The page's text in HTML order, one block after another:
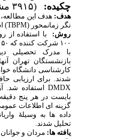
چکیده:
هدف:هدف این مطالعه،
نگر زمان­محور (TBPM
)
روش:با استفاده از
با مدرک تحصیلی
شدند. برای ارزیابی
DMDXاستفاده شد.
بایست در هر پنج دقیقه
گزینه ­ای اطلاعات
داده ­ها به وسیلۀ
تحلیل شدند.
یافته­ ها:مردان و جوانان